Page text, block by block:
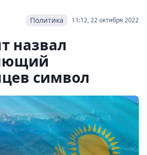
11:12, 22 октября 2022
Политика
назвал
символ